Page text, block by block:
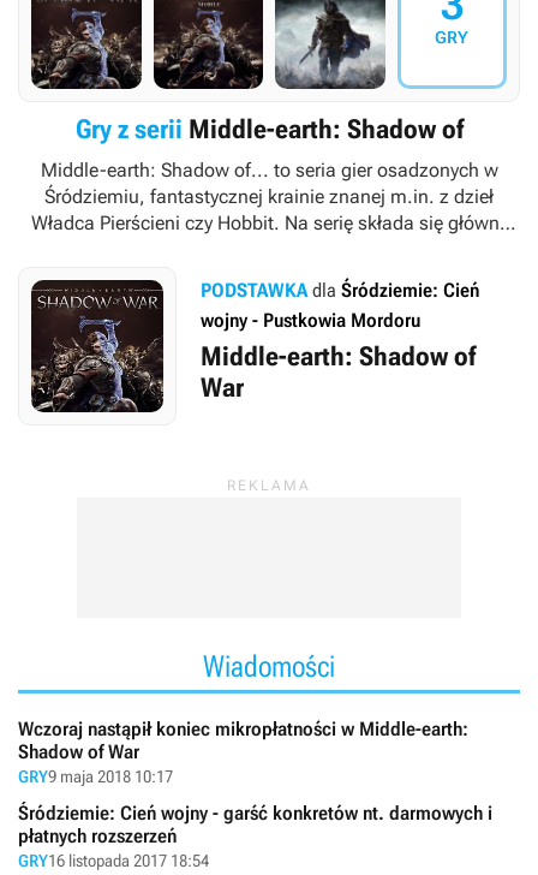
GRY
Gry z serii Middle-earth: Shadow of
Middle-earth: Shadow of... to seria gier osadzonych w
Śródziemiu, fantastycznej krainie znanej m.in. z dzieł
Władca Pierścieni czy Hobbit. Na serię składa się główny
i pecety przez studio Monolith Productions, a także spin-off
na urządzenia mobilne w postaci strategii czasu
rzeczywistego, opracowany przez wewnętrzne studio
deweloperskie firmy Warner Bros., będącej wydawcą całej
PODSTAWKAdla Śródziemie: Cień
wojny - Pustkowia Mordoru
Middle-earth: Shadow of
War
Wiadomości
Wczoraj nastąpił koniec mikropłatności w Middle-earth:
Shadow of War
GRY9 maja 2018 10:17
Śródziemie: Cień wojny - garść konkretów nt. darmowych i
płatnych rozszerzeń
GRY16 listopada 2017 18:54